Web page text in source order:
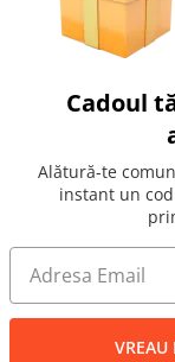
Cadoul
Alătură-te
instant un
VREAU